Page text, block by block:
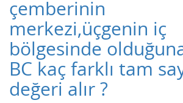
çemberinin
merkezi,üçgenin iç
bölgesinde
BC kaç farklı tam
değeri alır ?